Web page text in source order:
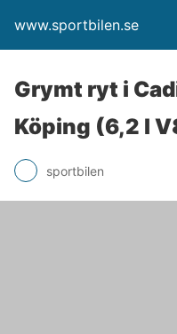
www.sportbilen.se
Grymt ryt i
Köping (6,2 l
sportbilen